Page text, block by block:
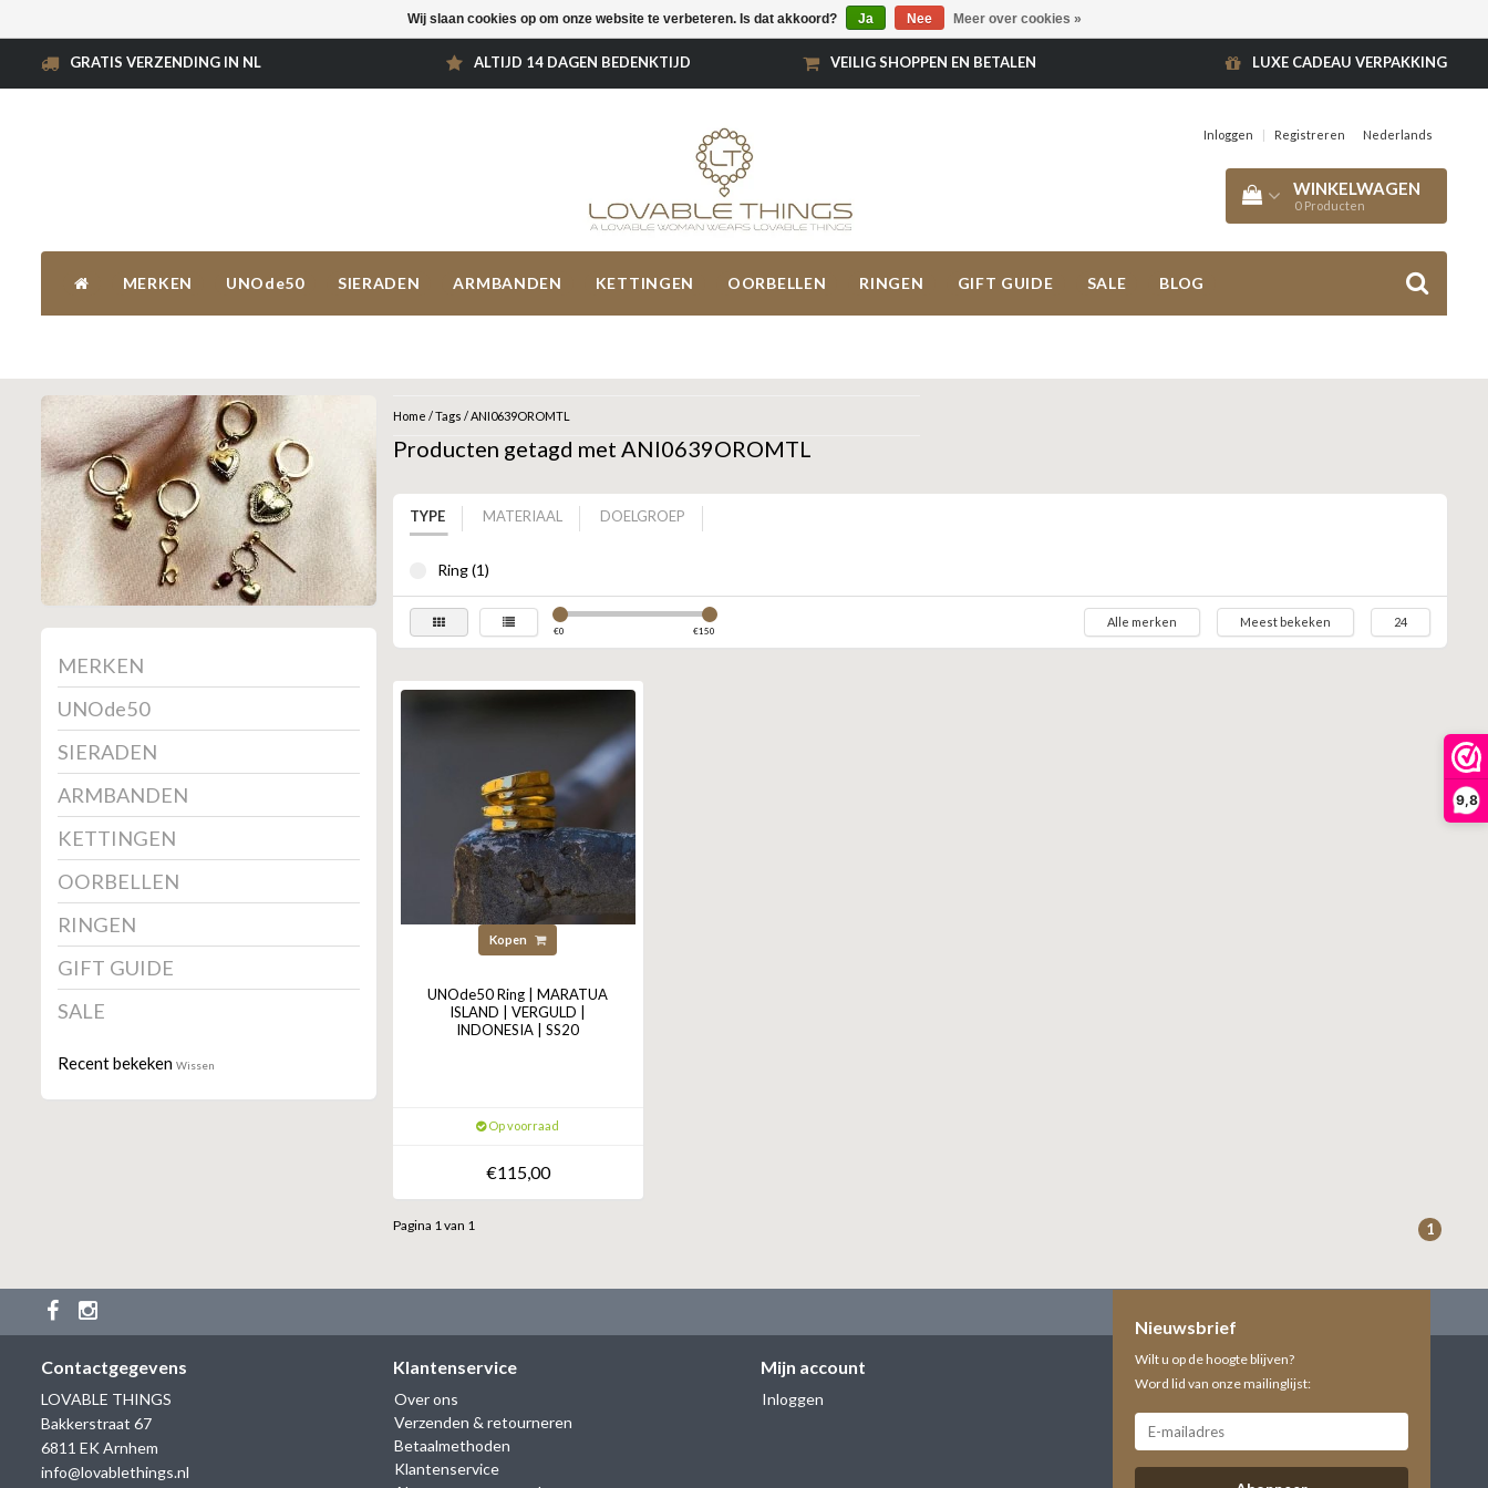
9,8
GRATIS VERZENDING IN NL ALTIJD 14 DAGEN BEDENKTIJD VEILIG SHOPPEN EN BETALEN LUXE CADEAU VERPAKKING
Inloggen | Registreren Nederlands
WINKELWAGEN
0 Producten
MERKEN UNOde50 SIERADEN ARMBANDEN KETTINGEN OORBELLEN RINGEN GIFT GUIDE SALE BLOG
MERKEN
UNOde50
SIERADEN
ARMBANDEN
KETTINGEN
OORBELLEN
RINGEN
GIFT GUIDE
SALE
Recent bekeken Wissen
Home /Tags /ANI0639OROMTL
Producten getagd met ANI0639OROMTL
TYPE MATERIAAL DOELGROEP
Ring (1)
€0 €150
Alle merken Meest bekeken 24
Kopen
UNOde50 Ring | MARATUA
ISLAND | VERGULD |
INDONESIA | SS20
Op voorraad
€115,00
Pagina 1 van 1 1
Contactgegevens
LOVABLE THINGS
Bakkerstraat 67
6811 EK Arnhem
info@lovablethings.nl
Klantenservice
Over ons
Verzenden & retourneren
Betaalmethoden
Klantenservice
Mijn account
Inloggen
Nieuwsbrief
Wilt u op de hoogte blijven?
Word lid van onze mailinglijst:
Wij slaan cookies op om onze website te verbeteren. Is dat akkoord? Ja Nee Meer over cookies »